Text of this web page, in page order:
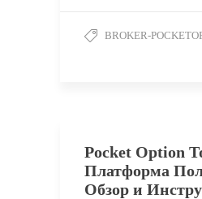
BROKER-
Pocket Option
Платформа
Обзор и